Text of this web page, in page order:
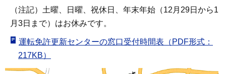
（注記）土曜、日曜、祝休日、年末年始（12月29日から1
月3日まで）はお休みです。
運転免許更新センターの窓口受付時間表（PDF形式：
217KB）